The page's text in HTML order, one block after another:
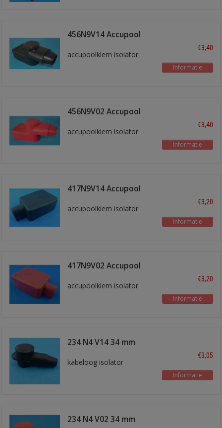
456N9V14 Accupool
accupoolklem isolator
€3,40
Informatie
456N9V02 Accupool
accupoolklem isolator
€3,40
Informatie
417N9V14 Accupool
accupoolklem isolator
€3,20
Informatie
417N9V02 Accupool
accupoolklem isolator
€3,20
Informatie
234 N4 V14 34 mm
kabeloog isolator
€3,05
Informatie
234 N4 V02 34 mm